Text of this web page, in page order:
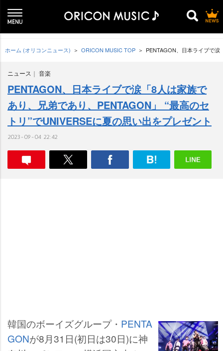
ホーム (オリコンニュース) ORICON MUSIC TOP PENTAGON、日本ライブで涙
ニュース 音楽
PENTAGON、日本ライブで涙「8人は家族で
あり、兄弟であり、PENTAGON」 “最高のセ
トリ”でUNIVERSEに夏の思い出をプレゼント
2023-09-04 22:42
韓国のボーイズグループ・ PENTA
GONが8月31日(初日は30日)に神